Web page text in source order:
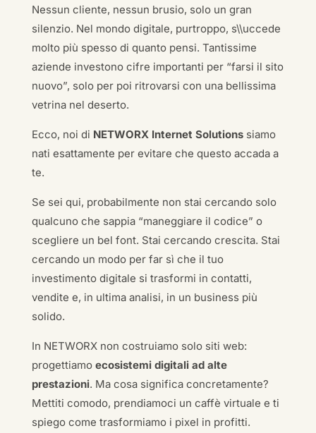
Nessun cliente, nessun brusio, solo un gran
silenzio. Nel mondo digitale, purtroppo, s\\uccede
molto più spesso di quanto pensi. Tantissime
aziende investono cifre importanti per “farsi il sito
nuovo”, solo per poi ritrovarsi con una bellissima
vetrina nel deserto.
Ecco, noi di NETWORX Internet Solutionssiamo
nati esattamente per evitare che questo accada a
te.
Se sei qui, probabilmente non stai cercando solo
qualcuno che sappia “maneggiare il codice” o
scegliere un bel font. Stai cercando crescita. Stai
cercando un modo per far sì che il tuo
investimento digitale si trasformi in contatti,
vendite e, in ultima analisi, in un business più
solido.
In NETWORX non costruiamo solo siti web:
progettiamo ecosistemi digitali ad alte
prestazioni. Ma cosa significa concretamente?
Mettiti comodo, prendiamoci un caffè virtuale e ti
spiego come trasformiamo i pixel in profitti.